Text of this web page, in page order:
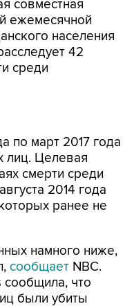
совместная
ежемесячной
населения
42
среди
смерти среди
2014 года
ранее не
намного ниже,
сообщила, что
были убиты